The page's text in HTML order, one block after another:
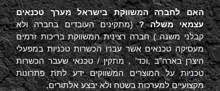
האם לחברה המשווקת בישראל מערך טכנאים
עצמאי משלה ?(מתקינים העובדים בחברה ולא
קבלני משנה ) חברה רצינית המשווקת בריכות זרמים
מעסיקה טכנאים אשר עברו הכשרות טכניות במפעלי
היצרן בארה”ב ,וכד’ , מתקין / טכנאי שעבר הכשרות
טכניות על המוצרים המשווקים ידע לתת פתרונות
מקצועיים למערכות בשטח ולא יבצע אלתורים,